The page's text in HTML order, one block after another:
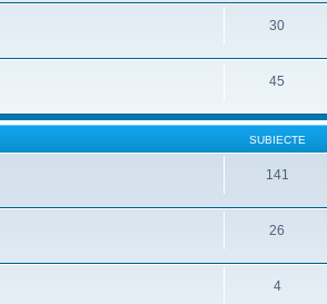
30
45
SUBIECTE
141
26
4